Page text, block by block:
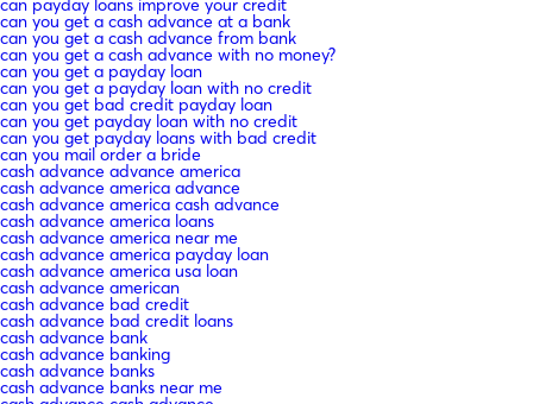
can payday loans improve your credit
can you get a cash advance at a bank
can you get a cash advance from bank
can you get a cash advance with no money?
can you get a payday loan
can you get a payday loan with no credit
can you get bad credit payday loan
can you get payday loan with no credit
can you get payday loans with bad credit
can you mail order a bride
cash advance advance america
cash advance america advance
cash advance america cash advance
cash advance america loans
cash advance america near me
cash advance america payday loan
cash advance america usa loan
cash advance american
cash advance bad credit
cash advance bad credit loans
cash advance bank
cash advance banking
cash advance banks
cash advance banks near me